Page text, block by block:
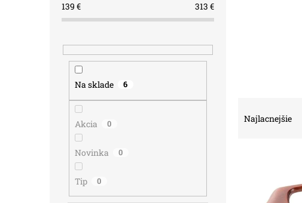
139 € 313 €
Na sklade 6
Akcia 0
Novinka 0
Tip 0
Najlacnejšie